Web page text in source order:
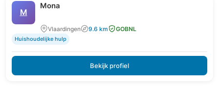
M
Mona
Vlaardingen 9.6 km GOBNL
Huishoudelijke hulp
Bekijk profiel